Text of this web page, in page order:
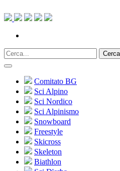
Cerca
Comitato BG
Sci Alpino
Sci Nordico
Sci Alpinismo
Snowboard
Freestyle
Skicross
Skeleton
Biathlon